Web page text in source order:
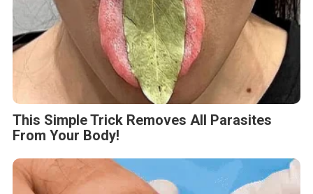
This Simple Trick Removes All Parasites
From Your Body!